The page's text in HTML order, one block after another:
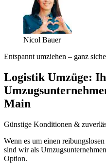
Nicol Bauer
Entspannt umziehen – ganz
Logistik Umzüge:
Main
Günstige Konditionen &
Wenn es um einen
sind wir als
Option.